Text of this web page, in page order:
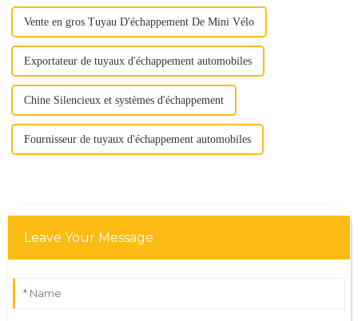
Vente en gros Tuyau D'échappement De Mini Vélo
Exportateur de tuyaux d'échappement automobiles
Chine Silencieux et systèmes d'échappement
Fournisseur de tuyaux d'échappement automobiles
Leave Your Message